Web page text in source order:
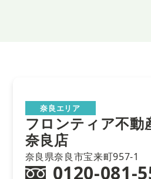
奈良エリア
フロンティア不動
奈良店
奈良県奈良市宝来町957-1
0120-081-